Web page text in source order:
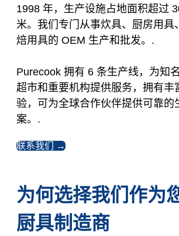
1998 年，生产设施占地面积超过
米。我们专门从事炊具、厨房用具
焙用具的 OEM 生产和批发。.
Purecook 拥有 6 条生产线，为知
超市和重要机构提供服务，拥有丰
验，可为全球合作伙伴提供可靠的
案。.
联系我们 →
为何选择我们作为
厨具制造商